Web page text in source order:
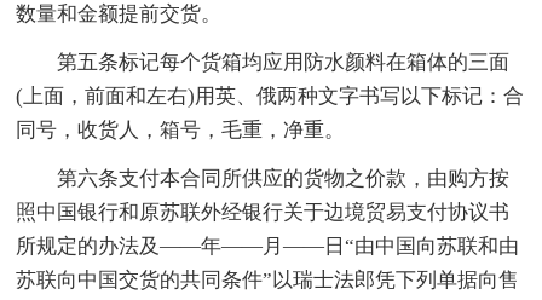
数量和金额提前交货。
第五条标记每个货箱均应用防水颜料在箱体的三面
(上面，前面和左右)用英、俄两种文字书写以下标记：合
同号，收货人，箱号，毛重，净重。
第六条支付本合同所供应的货物之价款，由购方按
照中国银行和原苏联外经银行关于边境贸易支付协议书
所规定的办法及——年——月——日“由中国向苏联和由
苏联向中国交货的共同条件”以瑞士法郎凭下列单据向售